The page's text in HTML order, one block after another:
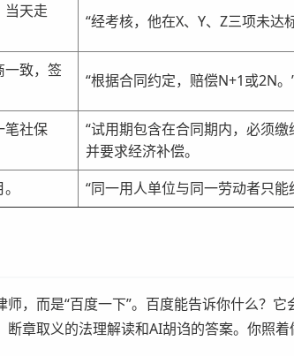
当天走
“经考核，他在X、Y、Z三项未达
一致，签
“根据合同约定，赔偿N+1或2N
笔社保
“试用期包含在合同期内，必须
并要求经济补偿。
“同一用人单位与同一劳动者只
，而是“百度一下”。百度能告诉你什么？
章取义的法理解读和AI胡诌的答案。你照